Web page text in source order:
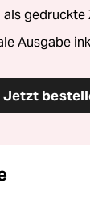
gedruckte
Ausgabe
Jetzt